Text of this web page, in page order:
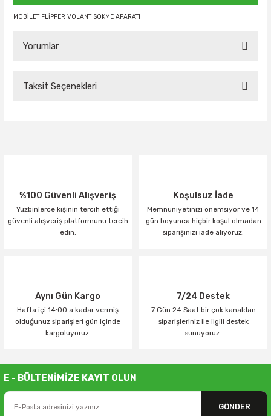
MOBİLET FLİPPER VOLANT SÖKME APARATI
Yorumlar
Taksit Seçenekleri
%100 Güvenli Alışveriş
Yüzbinlerce kişinin tercih ettiği
güvenli alışveriş platformunu tercih
edin.
Koşulsuz İade
Memnuniyetinizi önemsiyor ve 14
gün boyunca hiçbir koşul olmadan
siparişinizi iade alıyoruz.
Aynı Gün Kargo
Hafta içi 14:00 a kadar vermiş
olduğunuz siparişleri gün içinde
kargoluyoruz.
7/24 Destek
7 Gün 24 Saat bir çok kanaldan
siparişleriniz ile ilgili destek
sunuyoruz.
E - BÜLTENİMİZE KAYIT OLUN
GÖNDER